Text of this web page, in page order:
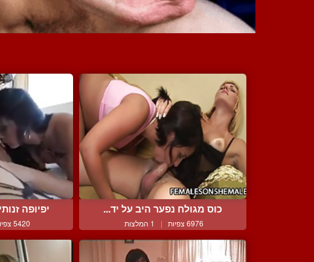
כוס מגולח נפער היב על יד...
6976 צפיות | 1 המלצות
יפיופה
5420 צפיות